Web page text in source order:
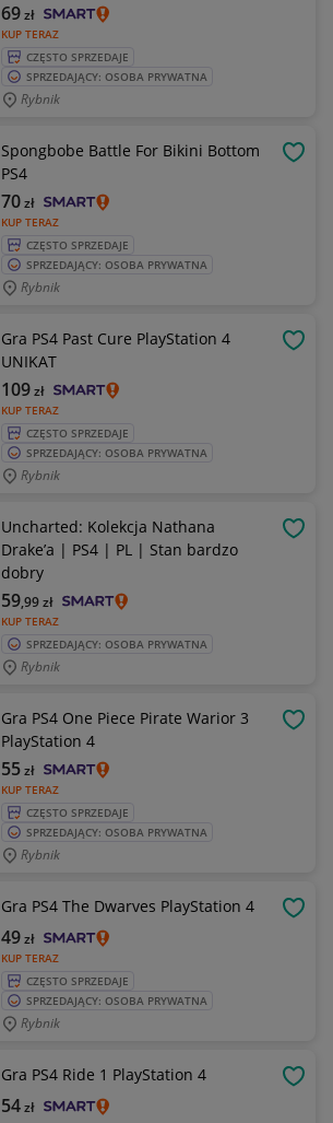
KUP TERAZ
69zł
CZĘSTO SPRZEDAJE
SPRZEDAJĄCY: OSOBA PRYWATNA
Rybnik
Spongbobe Battle For Bikini Bottom
PS4
KUP TERAZ
70zł
CZĘSTO SPRZEDAJE
SPRZEDAJĄCY: OSOBA PRYWATNA
Rybnik
Gra PS4 Past Cure PlayStation 4
UNIKAT
KUP TERAZ
109zł
CZĘSTO SPRZEDAJE
SPRZEDAJĄCY: OSOBA PRYWATNA
Rybnik
Uncharted: Kolekcja Nathana
Drake’a | PS4 | PL | Stan bardzo
dobry
KUP TERAZ
59,99zł
SPRZEDAJĄCY: OSOBA PRYWATNA
Rybnik
Gra PS4 One Piece Pirate Warior 3
PlayStation 4
KUP TERAZ
55zł
CZĘSTO SPRZEDAJE
SPRZEDAJĄCY: OSOBA PRYWATNA
Rybnik
Gra PS4 The Dwarves PlayStation 4
KUP TERAZ
49zł
CZĘSTO SPRZEDAJE
SPRZEDAJĄCY: OSOBA PRYWATNA
Rybnik
Gra PS4 Ride 1 PlayStation 4
54zł